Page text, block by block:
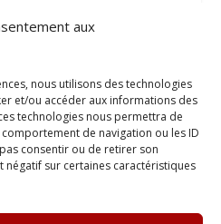
aux
nous utilisons des technologies
et/ou accéder aux informations des
technologies nous permettra de
de navigation ou les ID
consentir ou de retirer son
négatif sur certaines caractéristiques